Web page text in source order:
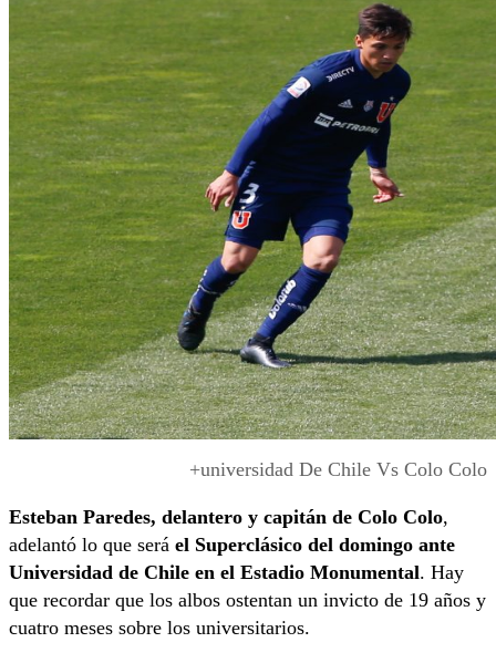
+universidad De Chile Vs Colo Colo
Esteban Paredes, delantero y capitán de Colo Colo,
adelantó lo que será el Superclásico del domingo ante
Universidad de Chile en el Estadio Monumental. Hay
que recordar que los albos ostentan un invicto de 19 años y
cuatro meses sobre los universitarios.